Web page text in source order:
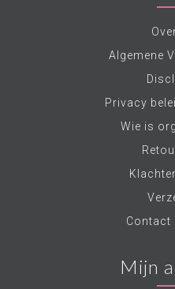
Algemene
Privacy
Wie is
Contact
Mijn